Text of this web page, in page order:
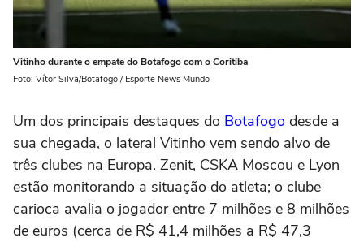
Vitinho durante o empate do Botafogo com o Coritiba
Foto: Vítor Silva/Botafogo / Esporte News Mundo
Um dos principais destaques do Botafogo desde a
sua chegada, o lateral Vitinho vem sendo alvo de
três clubes na Europa. Zenit, CSKA Moscou e Lyon
estão monitorando a situação do atleta; o clube
carioca avalia o jogador entre 7 milhões e 8 milhões
de euros (cerca de R$ 41,4 milhões a R$ 47,3